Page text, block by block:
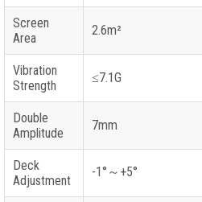
Screen
Area
2.6m²
Vibration
Strength
≤7.1G
Double
Amplitude
7mm
Deck
Adjustment
-1°～+5°